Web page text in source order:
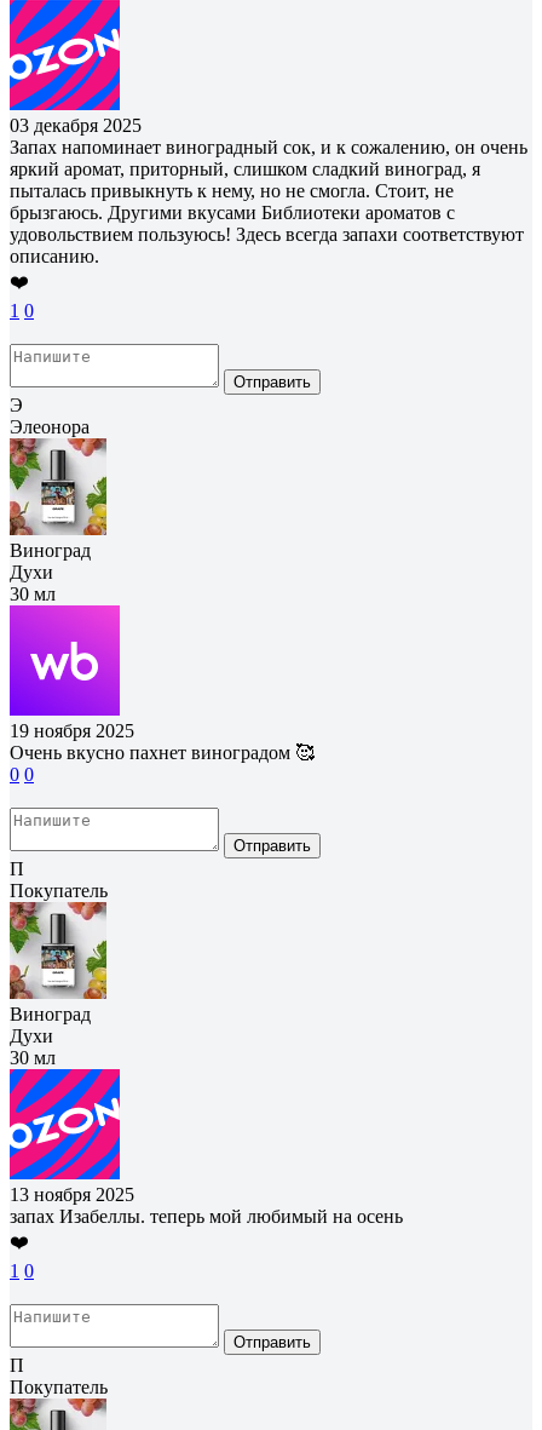
03 декабря 2025
Запах напоминает виноградный сок, и к сожалению, он очень
яркий аромат, приторный, слишком сладкий виноград, я
пыталась привыкнуть к нему, но не смогла. Стоит, не
брызгаюсь. Другими вкусами Библиотеки ароматов с
удовольствием пользуюсь! Здесь всегда запахи соответствуют
описанию.
❤️
1 0
Отправить
Э
Элеонора
Виноград
Духи
30 мл
19 ноября 2025
Очень вкусно пахнет виноградом 🥰
0 0
Отправить
П
Покупатель
Виноград
Духи
30 мл
13 ноября 2025
запах Изабеллы. теперь мой любимый на осень
❤️
1 0
Отправить
П
Покупатель